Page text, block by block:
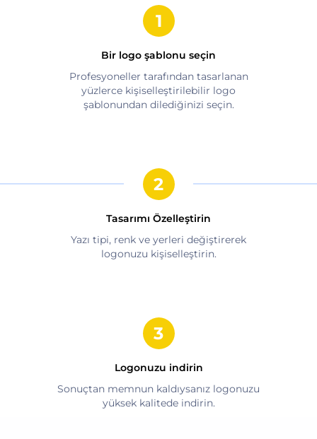
Bir logo şablonu seçin
Profesyoneller tarafından tasarlanan
yüzlerce kişiselleştirilebilir logo
şablonundan dilediğinizi seçin.
Tasarımı Özelleştirin
Yazı tipi, renk ve yerleri değiştirerek
logonuzu kişiselleştirin.
Logonuzu indirin
Sonuçtan memnun kaldıysanız logonuzu
yüksek kalitede indirin.